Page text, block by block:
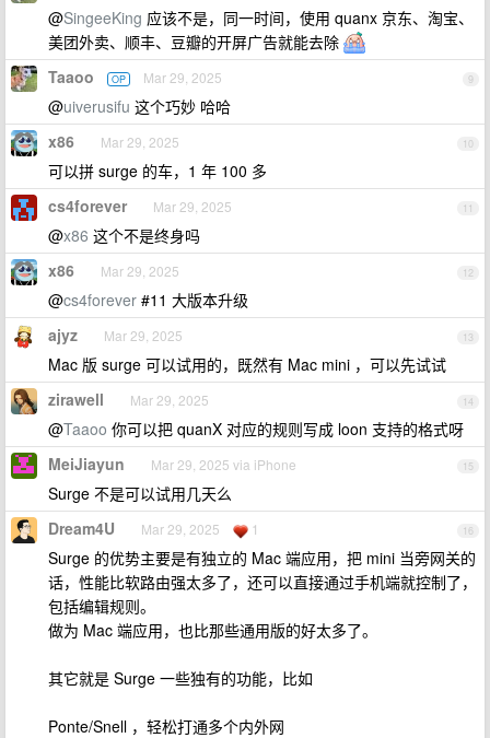
@SingeeKing 应该不是，同一时间，使用 quanx 京东、淘宝、
美团外卖、顺丰、豆瓣的开屏广告就能去除
9
Taaoo OP Mar 29, 2025
@uiverusifu 这个巧妙 哈哈
10
x86 Mar 29, 2025
可以拼 surge 的车，1 年 100 多
11
cs4forever Mar 29, 2025
@x86 这个不是终身吗
12
x86 Mar 29, 2025
@cs4forever #11 大版本升级
13
ajyz Mar 29, 2025
Mac 版 surge 可以试用的，既然有 Mac mini ，可以先试试
14
zirawell Mar 29, 2025
@Taaoo 你可以把 quanX 对应的规则写成 loon 支持的格式呀
15
MeiJiayun Mar 29, 2025 via iPhone
Surge 不是可以试用几天么
16
Dream4U Mar 29, 2025 1
Surge 的优势主要是有独立的 Mac 端应用，把 mini 当旁网关的
话，性能比软路由强太多了，还可以直接通过手机端就控制了，
包括编辑规则。
做为 Mac 端应用，也比那些通用版的好太多了。
其它就是 Surge 一些独有的功能，比如
Ponte/Snell ，轻松打通多个内外网